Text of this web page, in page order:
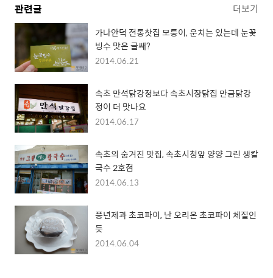
관련글 더보기
가나안덕 전통찻집 모퉁이, 운치는 있는데 눈꽃
빙수 맛은 글쌔?
2014.06.21
속초 만석닭강정보다 속초시장닭집 만금닭강
정이 더 맛나요
2014.06.17
속초의 숨겨진 맛집, 속초시청앞 양양 그린 생칼
국수 2호점
2014.06.13
풍년제과 초코파이, 난 오리온 초코파이 체질인
듯
2014.06.04